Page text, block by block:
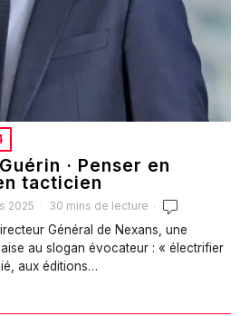
· Penser en
tacticien
2025 30 mins de lecture
Général de Nexans, une
au slogan évocateur : « électrifier
aux éditions…